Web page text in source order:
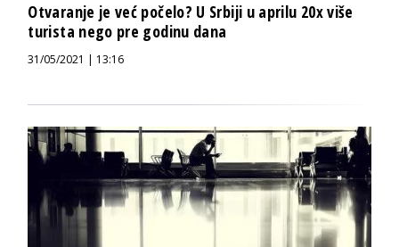
Otvaranje je već počelo? U Srbiji u aprilu 20x više
turista nego pre godinu dana
31/05/2021 | 13:16